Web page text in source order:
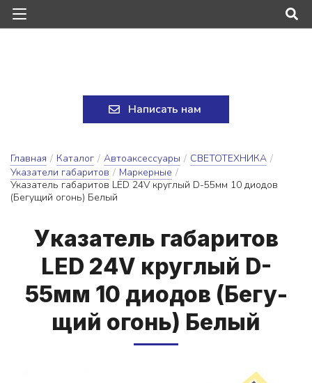
Написать нам
Главная / Каталог / Автоаксессуары / СВЕТОТЕХНИКА /
Указатели габаритов / Маркерные /
Указатель габаритов LED 24V круглый D-55мм 10 диодов
(Бегущий огонь) Белый
У­ка­за­тель га­ба­ри­тов
LED 24V круг­лый D-
55мм 10 ди­о­дов (Бе­гу­
щий о­гонь) Бе­лый